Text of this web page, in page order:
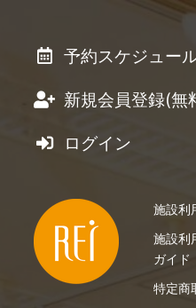
予約スケジュー
新規会員登録(無
ログイン
施設利
施設利
ガイド
特定商